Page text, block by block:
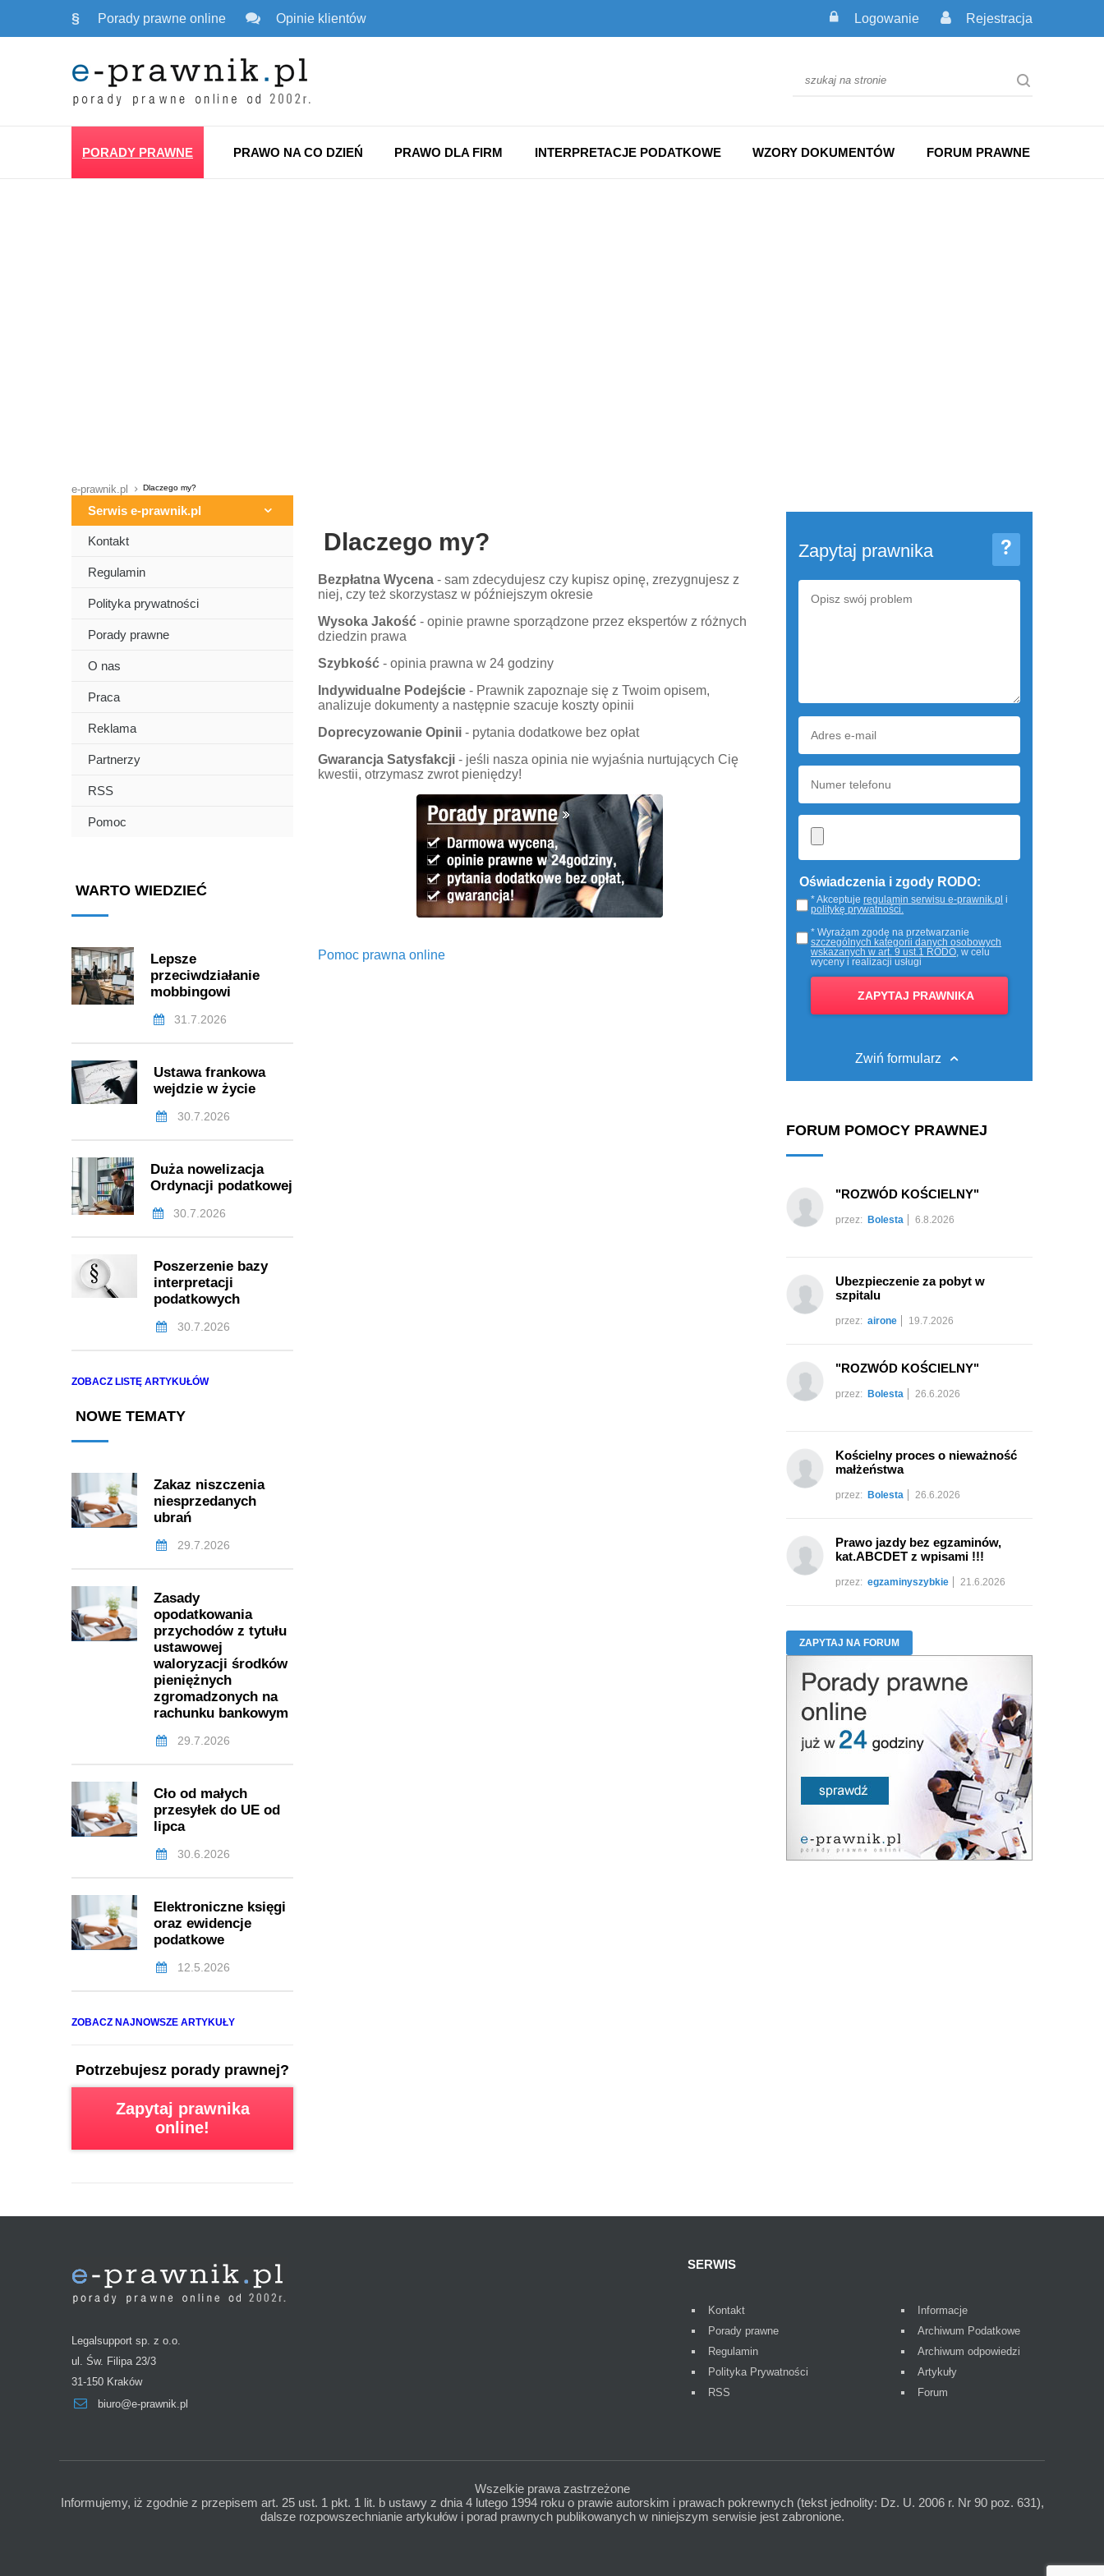
§ Porady prawne online Opinie klientów Logowanie Rejestracja
PORADY PRAWNE PRAWO NA CO DZIEŃ PRAWO DLA FIRM INTERPRETACJE PODATKOWE WZORY DOKUMENTÓW FORUM PRAWNE
e-prawnik.pl Dlaczego my?
Serwis e-prawnik.pl
Kontakt
Regulamin
Polityka prywatności
Porady prawne
O nas
Praca
Reklama
Partnerzy
RSS
Pomoc
WARTO WIEDZIEĆ
Lepsze
przeciwdziałanie
mobbingowi
31.7.2026
Ustawa frankowa
wejdzie w życie
30.7.2026
Duża nowelizacja
Ordynacji podatkowej
30.7.2026
Poszerzenie bazy
interpretacji
podatkowych
30.7.2026
ZOBACZ LISTĘ ARTYKUŁÓW
NOWE TEMATY
Zakaz niszczenia
niesprzedanych
ubrań
29.7.2026
Zasady
opodatkowania
przychodów z tytułu
ustawowej
waloryzacji środków
pieniężnych
zgromadzonych na
rachunku bankowym
29.7.2026
Cło od małych
przesyłek do UE od
lipca
30.6.2026
Elektroniczne księgi
oraz ewidencje
podatkowe
12.5.2026
ZOBACZ NAJNOWSZE ARTYKUŁY
Potrzebujesz porady prawnej?
Zapytaj prawnika
online!
Dlaczego my?
Bezpłatna Wycena - sam zdecydujesz czy kupisz opinę, zrezygnujesz z
niej, czy też skorzystasz w późniejszym okresie
Wysoka Jakość - opinie prawne sporządzone przez ekspertów z różnych
dziedzin prawa
Szybkość - opinia prawna w 24 godziny
Indywidualne Podejście - Prawnik zapoznaje się z Twoim opisem,
analizuje dokumenty a następnie szacuje koszty opinii
Doprecyzowanie Opinii - pytania dodatkowe bez opłat
Gwarancja Satysfakcji - jeśli nasza opinia nie wyjaśnia nurtujących Cię
kwestii, otrzymasz zwrot pieniędzy!
Pomoc prawna online
Zapytaj prawnika
Oświadczenia i zgody RODO:
* Akceptujeregulamin serwisu e-prawnik.pl i
politykę prywatności.
* Wyrażam zgodę na przetwarzanie
szczególnych kategorii danych osobowych
wskazanych w art. 9 ust.1 RODO, w celu
wyceny i realizacji usługi
Zwiń formularz
FORUM POMOCY PRAWNEJ
"ROZWÓD KOŚCIELNY"
przez: Bolesta 6.8.2026
Ubezpieczenie za pobyt w
szpitalu
przez: airone 19.7.2026
"ROZWÓD KOŚCIELNY"
przez: Bolesta 26.6.2026
Kościelny proces o nieważność
małżeństwa
przez: Bolesta 26.6.2026
Prawo jazdy bez egzaminów,
kat.ABCDET z wpisami !!!
przez: egzaminyszybkie 21.6.2026
ZAPYTAJ NA FORUM
Legalsupport sp. z o.o.
ul. Św. Filipa 23/3
31-150 Kraków
biuro@e-prawnik.pl
SERWIS
Kontakt
Porady prawne
Regulamin
Polityka Prywatności
RSS
Informacje
Archiwum Podatkowe
Archiwum odpowiedzi
Artykuły
Forum
Wszelkie prawa zastrzeżone
Informujemy, iż zgodnie z przepisem art. 25 ust. 1 pkt. 1 lit. b ustawy z dnia 4 lutego 1994 roku o prawie autorskim i prawach pokrewnych (tekst jednolity: Dz. U. 2006 r. Nr 90 poz. 631),
dalsze rozpowszechnianie artykułów i porad prawnych publikowanych w niniejszym serwisie jest zabronione.